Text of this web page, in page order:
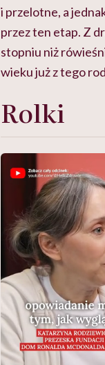
i przelotne, a
przez ten etap. Z
stopniu niż
wieku już z tego
Rolki